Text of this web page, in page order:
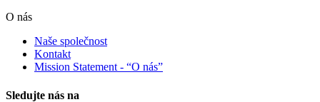
O nás
Naše společnost
Kontakt
Mission Statement - “O nás”
Sledujte nás na